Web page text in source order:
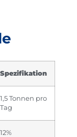
Spezifikation
1,5 Tonnen pro
Tag
12%